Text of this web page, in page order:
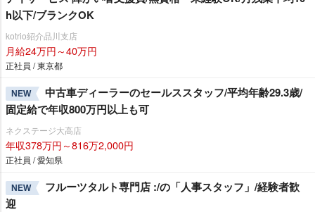
h以下/ブランクOK
kotrio紹介品川支店
月給24万円～40万円
正社員 / 東京都
NEW
中古車ディーラーのセールススタッフ/平均年齢29.3歳/
固定給で年収800万円以上も可
ネクステージ大高店
年収378万円～816万2,000円
正社員 / 愛知県
NEW
フルーツタルト専門店 :/の「人事スタッフ」/経験者歓
迎